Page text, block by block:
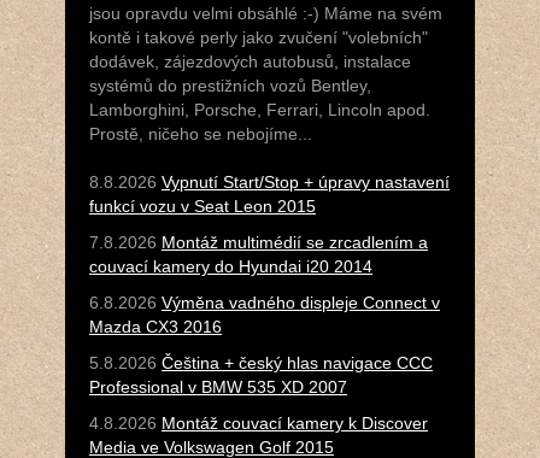
Kontakt
jsou opravdu velmi obsáhlé :-) Máme na svém
kontě i takové perly jako zvučení "volebních"
dodávek, zájezdových autobusů, instalace
systémů do prestižních vozů Bentley,
Lamborghini, Porsche, Ferrari, Lincoln apod.
Prostě, ničeho se nebojíme...
8.8.2026 Vypnutí Start/Stop + úpravy nastavení
funkcí vozu v Seat Leon 2015
7.8.2026 Montáž multimédií se zrcadlením a
couvací kamery do Hyundai i20 2014
6.8.2026 Výměna vadného displeje Connect v
Mazda CX3 2016
5.8.2026 Čeština + český hlas navigace CCC
Professional v BMW 535 XD 2007
4.8.2026 Montáž couvací kamery k Discover
Media ve Volkswagen Golf 2015